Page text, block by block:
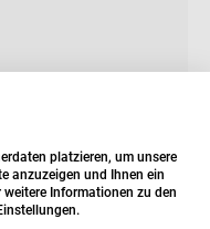
platzieren, um unsere
anzuzeigen und Ihnen ein
Informationen zu den